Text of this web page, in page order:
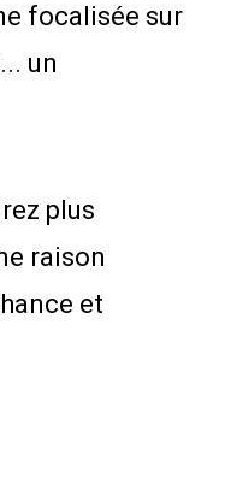
focalisée sur
un
plus
raison
et